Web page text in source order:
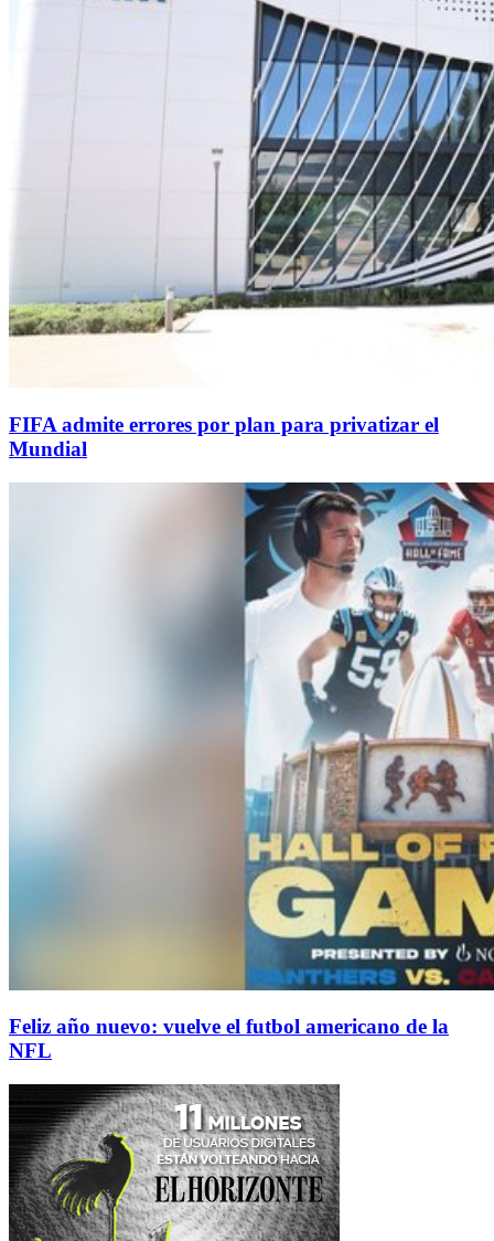
FIFA admite errores por plan para privatizar el
Mundial
Feliz año nuevo: vuelve el futbol americano de la
NFL